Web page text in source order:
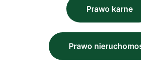
Prawo karne
Prawo